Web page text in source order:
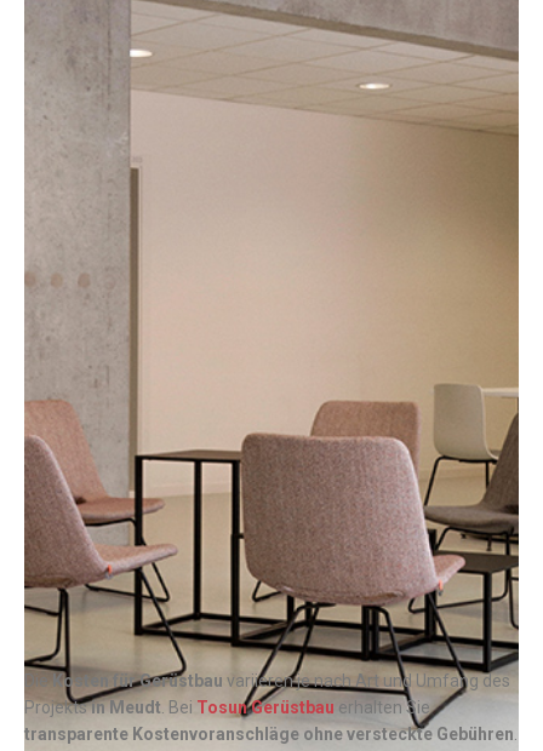
Kosten für Gerüstbau variieren je nach Art und Umfang des
ProjektsinMeudt . Bei Tosun Gerüstbau erhalten Sie
transparente Kostenvoranschläge ohne versteckte Gebühren